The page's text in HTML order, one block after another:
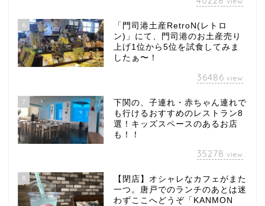
6
「門司港土産RetroN(レトロ
ン)」にて、門司港のお土産売り
上げ1位から5位を試食してみま
したぁ〜！
36486 view
7
下関の、子連れ・赤ちゃん連れで
も行けるおすすめのレストラン8
選！キッズスペースのあるお店
も！！
35278 view
8
【閉店】オシャレなカフェがまた
一つ。唐戸でのランチのあとは迷
わずここへどうぞ「KANMON